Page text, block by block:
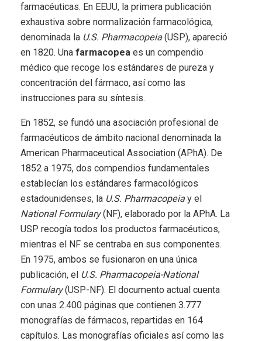
farmacéuticas. En EEUU, la primera publicación
exhaustiva sobre normalización farmacológica,
denominada la U.S. Pharmacopeia(USP), apareció
en 1820. Una farmacopea es un compendio
médico que recoge los estándares de pureza y
concentración del fármaco, así como las
instrucciones para su síntesis.
En 1852, se fundó una asociación profesional de
farmacéuticos de ámbito nacional denominada la
American Pharmaceutical Association (APhA). De
1852 a 1975, dos compendios fundamentales
establecían los estándares farmacológicos
estadounidenses, la U.S. Pharmacopeiay el
National Formulary(NF), elaborado por la APhA. La
USP recogía todos los productos farmacéuticos,
mientras el NF se centraba en sus componentes.
En 1975, ambos se fusionaron en una única
publicación, el U.S. Pharmacopeia-National
Formulary(USP-NF). El documento actual cuenta
con unas 2.400 páginas que contienen 3.777
monografías de fármacos, repartidas en 164
capítulos. Las monografías oficiales así como las